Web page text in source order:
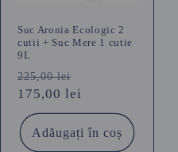
Suc Aronia Ecologic 2
cutii + Suc Mere 1 cutie
9L
Preț
obișnuit
225,00 lei
175,00 lei
Adăugați în coș